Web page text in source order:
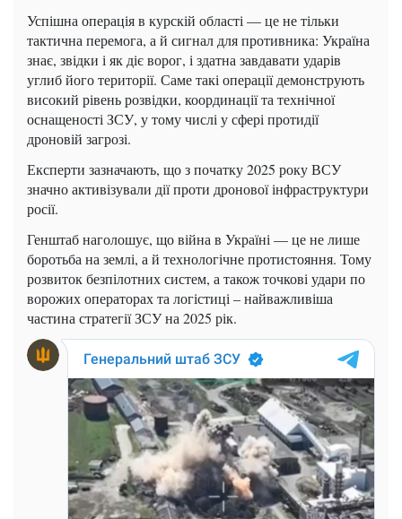
Успішна операція в курскій області — це не тільки
тактична перемога, а й сигнал для противника: Україна
знає, звідки і як діє ворог, і здатна завдавати ударів
углиб його території. Саме такі операції демонструють
високий рівень розвідки, координації та технічної
оснащеності ЗСУ, у тому числі у сфері протидії
дроновій загрозі.
Експерти зазначають, що з початку 2025 року ВСУ
значно активізували дії проти дронової інфраструктури
росії.
Генштаб наголошує, що війна в Україні — це не лише
боротьба на землі, а й технологічне протистояння. Тому
розвиток безпілотних систем, а також точкові удари по
ворожих операторах та логістиці – найважливіша
частина стратегії ЗСУ на 2025 рік.